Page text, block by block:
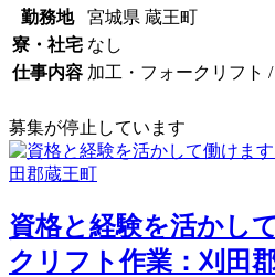
勤務地
宮城県 蔵王町
寮・社宅 なし
仕事内容 加工・フォークリフト
募集が停止しています
資格と経験を活かし
クリフト作業：刈田